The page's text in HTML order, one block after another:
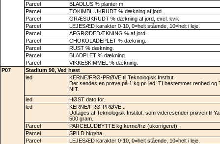
Parcel
BLADLUS % planter m.
Parcel
TOKIMBL.UKRUDT % dækning af jord.
Parcel
GRÆSUKRUDT % dækning af jord, excl. kvik.
Parcel
LEJESÆD karakter 0-10, 0=helt stående, 10=helt i leje.
Parcel
AFGRØDEDÆKNING % af jord.
Parcel
CHOKOLADEPLET % dækning.
Parcel
RUST % dækning.
Parcel
BLADPLET % dækning.
Parcel
VIKKESKIMMEL % dækning.
P07
Stadium 90, Ved høst
led
KERNE/FRØ-PRØVE til Teknologisk Institut.
Der sendes en prøve på 1 kg pr. led. TI bestemmer renhed og
NIT.
led
HØST dato for.
led
KERNE/FRØ-PRØVE .
Udtages af Teknologisk Institut, som videresender prøven til
500 gram.
Parcel
PARCELUDBYTTE kg kerne/frø (ukorrigeret).
Parcel
SPILD hkg/ha.
Parcel
LEJESÆD karakter 0-10, 0=helt stående, 10=helt i leje.